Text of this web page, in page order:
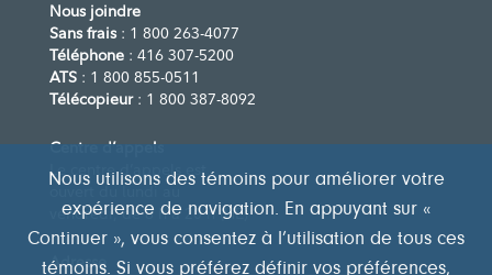
Nous joindre
Sans frais: 1 800 263-4077
Téléphone : 416 307-5200
ATS : 1 800 855-0511
Télécopieur: 1 800 387-8092
Centre d’appels
Le centre d’appels est
vendredi, de 8 h à 20 h (HE)
Adresse
Nous utilisons des témoins pour améliorer votre
expérience de navigation. En appuyant sur «
Continuer », vous consentez à l’utilisation de tous ces
témoins. Si vous préférez définir vos préférences,